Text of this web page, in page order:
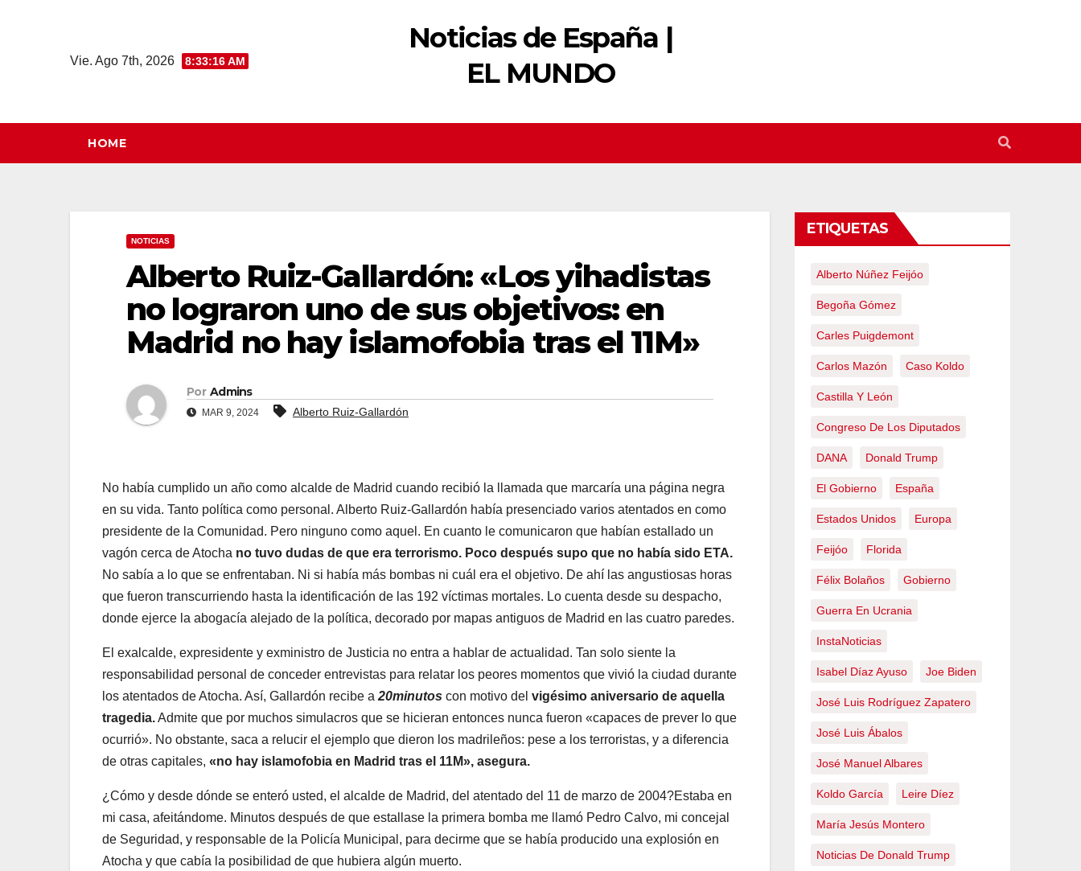
Vie. Ago 7th, 2026 8:33:17 AM
Noticias de España |
EL MUNDO
HOME
NOTICIAS
Alberto Ruiz-Gallardón: «Los yihadistas
no lograron uno de sus objetivos: en
Madrid no hay islamofobia tras el 11M»
Por Admins
MAR 9, 2024 Alberto Ruiz-Gallardón
No había cumplido un año como alcalde de Madrid cuando recibió la llamada que marcaría una página negra
en su vida. Tanto política como personal. Alberto Ruiz-Gallardón había presenciado varios atentados en como
presidente de la Comunidad. Pero ninguno como aquel. En cuanto le comunicaron que habían estallado un
vagón cerca de Atocha no tuvo dudas de que era terrorismo. Poco después supo que no había sido ETA.
No sabía a lo que se enfrentaban. Ni si había más bombas ni cuál era el objetivo. De ahí las angustiosas horas
que fueron transcurriendo hasta la identificación de las 192 víctimas mortales. Lo cuenta desde su despacho,
donde ejerce la abogacía alejado de la política, decorado por mapas antiguos de Madrid en las cuatro paredes.
El exalcalde, expresidente y exministro de Justicia no entra a hablar de actualidad. Tan solo siente la
responsabilidad personal de conceder entrevistas para relatar los peores momentos que vivió la ciudad durante
los atentados de Atocha. Así, Gallardón recibe a 20minutos con motivo del vigésimo aniversario de aquella
tragedia.Admite que por muchos simulacros que se hicieran entonces nunca fueron «capaces de prever lo que
ocurrió». No obstante, saca a relucir el ejemplo que dieron los madrileños: pese a los terroristas, y a diferencia
de otras capitales, «no hay islamofobia en Madrid tras el 11M», asegura.
¿Cómo y desde dónde se enteró usted, el alcalde de Madrid, del atentado del 11 de marzo de 2004?Estaba en
mi casa, afeitándome. Minutos después de que estallase la primera bomba me llamó Pedro Calvo, mi concejal
de Seguridad, y responsable de la Policía Municipal, para decirme que se había producido una explosión en
Atocha y que cabía la posibilidad de que hubiera algún muerto.
ETIQUETAS
Alberto Núñez Feijóo
Begoña Gómez
Carles Puigdemont
Carlos Mazón Caso Koldo
Castilla Y León
Congreso De Los Diputados
DANA Donald Trump
El Gobierno España
Estados Unidos Europa
Feijóo Florida
Félix Bolaños Gobierno
Guerra En Ucrania
InstaNoticias
Isabel Díaz Ayuso Joe Biden
José Luis Rodríguez Zapatero
José Luis Ábalos
José Manuel Albares
Koldo García Leire Díez
María Jesús Montero
Noticias De Donald Trump